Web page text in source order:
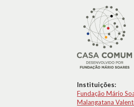
Instituições:
Fundação Mário
Malangatana